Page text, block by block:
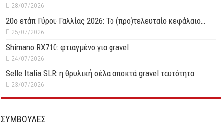
28/07/2026
20ο ετάπ Γύρου Γαλλίας 2026: Το (προ)τελευταίο κεφάλαιο…
25/07/2026
Shimano RX710: φτιαγμένο για gravel
24/07/2026
Selle Italia SLR: η θρυλική σέλα αποκτά gravel ταυτότητα
23/07/2026
ΣΥΜΒΟΥΛΕΣ